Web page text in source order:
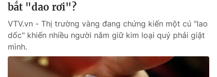
bắt "dao rơi"?
VTV.vn - Thị trường vàng đang chứng kiến một cú "lao
dốc" khiến nhiều người nắm giữ kim loại quý phải giật
mình.